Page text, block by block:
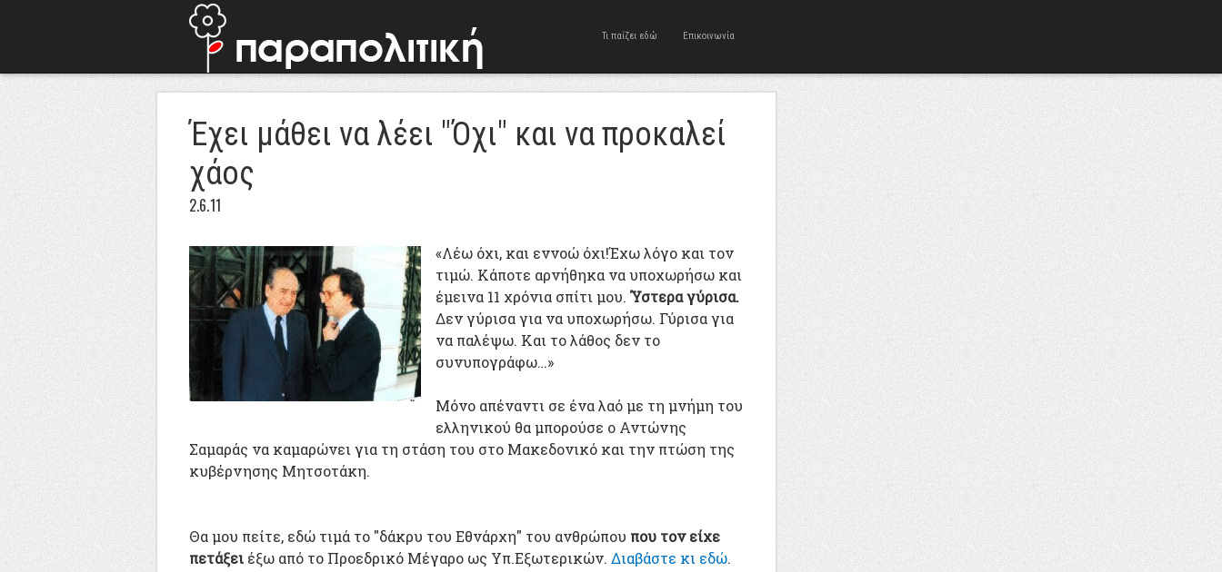
Τι παίζει εδώ Επικοινωνία
Έχει μάθει να λέει "Όχι" και να προκαλεί
χάος
2.6.11
«Λέω όχι, και εννοώ όχι!Έχω λόγο και τον
τιμώ. Κάποτε αρνήθηκα να υποχωρήσω και
έμεινα 11 χρόνια σπίτι μου. Ύστερα γύρισα.
Δεν γύρισα για να υποχωρήσω. Γύρισα για
να παλέψω. Και το λάθος δεν το
συνυπογράφω…»
Μόνο απέναντι σε ένα λαό με τη μνήμη του
ελληνικού θα μπορούσε ο Αντώνης
Σαμαράς να καμαρώνει για τη στάση του στο Μακεδονικό και την πτώση της
κυβέρνησης Μητσοτάκη.
Θα μου πείτε, εδώ τιμά το "δάκρυ του Εθνάρχη" του ανθρώπου που τον είχε
πετάξει έξω από το Προεδρικό Μέγαρο ως Υπ.Εξωτερικών. Διαβάστε κι εδώ.